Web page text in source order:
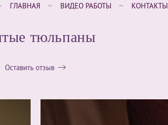
ГЛАВНАЯ ВИДЕО РАБОТЫ КОНТАКТЫ
тюльпаны
Оставить отзыв